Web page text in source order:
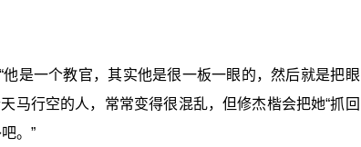
是一个教官，其实他是很一板一眼的，然后就是把眼
马行空的人，常常变得很混乱，但修杰楷会把她“抓回
。”